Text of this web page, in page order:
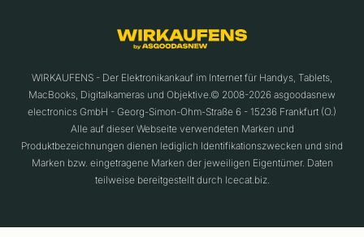
WIRKAUFENS - Der Elektronikankauf im Internet für Handys, Tablets,
MacBooks, Digitalkameras und Objektive.© 2008-2026 asgoodasnew
electronics GmbH - Georg-Simon-Ohm-Straße 6 - 15236 Frankfurt (O.)
Alle auf dieser Webseite verwendeten Marken und
Produktbezeichnungen dienen lediglich Identifikationszwecken und sind
Marken bzw. eingetragene Marken der jeweiligen Eigentümer. Daten
teilweise bereitgestellt durch Icecat.biz.